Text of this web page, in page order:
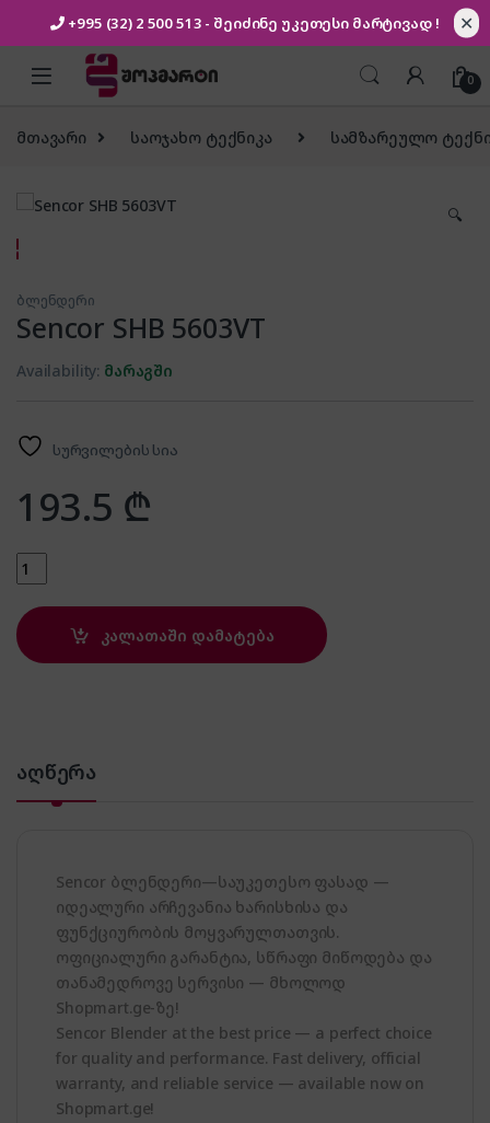
+995 (32) 2 500 513 - შეიძინე უკეთესი მარტივად ! ✕
Skip to navigation
Skip to content
0
მთავარი საოჯახო ტექნიკა სამზარეულო
🔍
ბლენდერი
Sencor SHB 5603VT
Availability: მარაგში
სურვილების სია
193.5 ₾
Sencor SHB 5603VT quantity
კალათაში დამატება
აღწერა
Sencor ბლენდერი—საუკეთესო ფასად —
იდეალური არჩევანია ხარისხისა და
ფუნქციურობის მოყვარულთათვის.
ოფიციალური გარანტია, სწრაფი მიწოდება და
თანამედროვე სერვისი — მხოლოდ
Shopmart.ge-ზე!
Sencor Blender at the best price — a perfect choice
for quality and performance. Fast delivery, official
warranty, and reliable service — available now on
Shopmart.ge!